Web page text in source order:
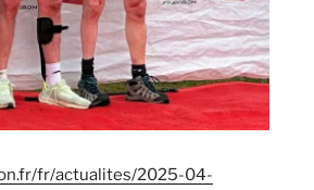
fr/actualites/2025-04-